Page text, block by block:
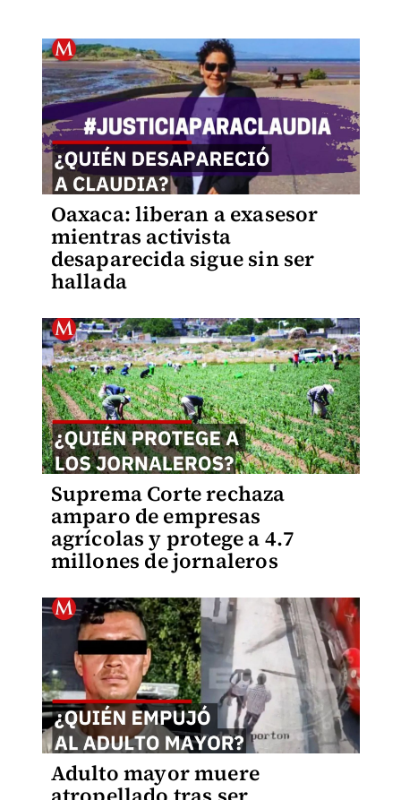
Oaxaca: liberan a exasesor
mientras activista
desaparecida sigue sin ser
hallada
Suprema Corte rechaza
amparo de empresas
agrícolas y protege a 4.7
millones de jornaleros
Adulto mayor muere